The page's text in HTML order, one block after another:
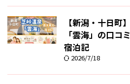
【新潟・十日町
「雲海」の口コ
宿泊記
2026/7/18